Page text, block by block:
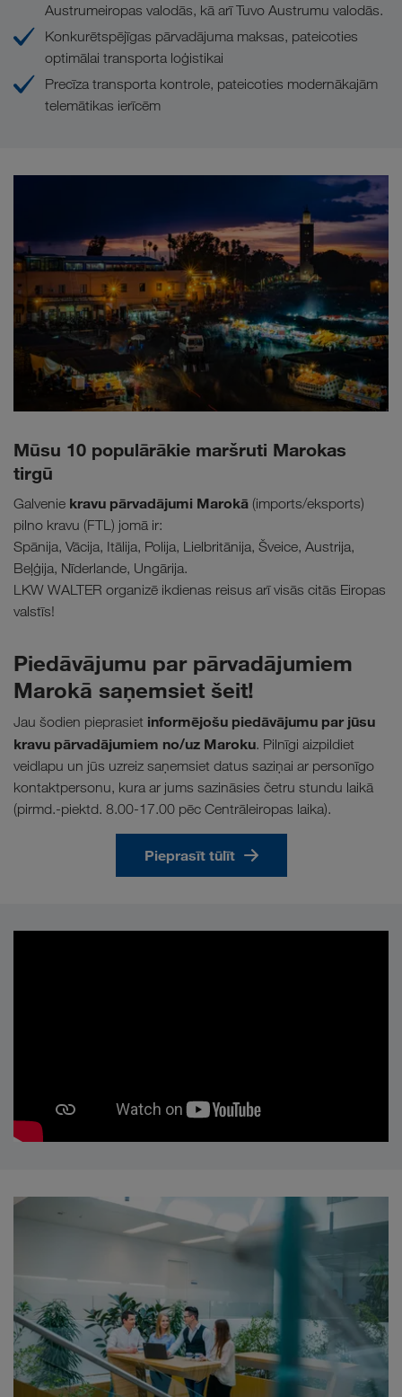
Austrumeiropas valodās, kā arī Tuvo Austrumu valodās.
Konkurētspējīgas pārvadājuma maksas, pateicoties
optimālai transporta loģistikai
Precīza transporta kontrole, pateicoties modernākajām
telemātikas ierīcēm
Mūsu 10 populārākie maršruti Marokas
tirgū
Galvenie kravu pārvadājumi Marokā (imports/eksports)
pilno kravu (FTL) jomā ir:
Spānija, Vācija, Itālija, Polija, Lielbritānija, Šveice, Austrija,
Beļģija, Nīderlande, Ungārija.
LKW WALTER organizē ikdienas reisus arī visās citās Eiropas
valstīs!
Piedāvājumu par pārvadājumiem
Marokā saņemsiet šeit!
Jau šodien pieprasiet informējošu piedāvājumu par jūsu
kravu pārvadājumiem no/uz Maroku. Pilnīgi aizpildiet
veidlapu un jūs uzreiz saņemsiet datus saziņai ar personīgo
kontaktpersonu, kura ar jums sazināsies četru stundu laikā
(pirmd.-piektd. 8.00-17.00 pēc Centrāleiropas laika).
Pieprasīt tūlīt